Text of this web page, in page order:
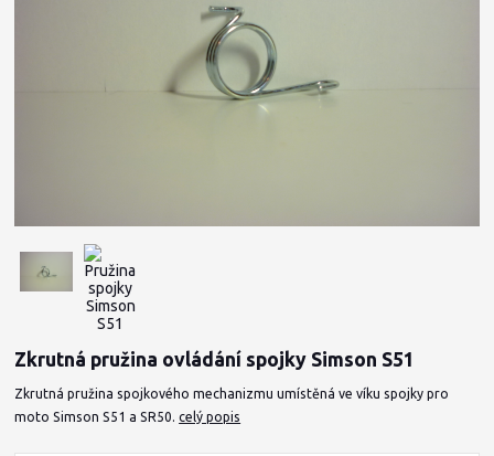
Zkrutná pružina ovládání spojky Simson S51
Zkrutná pružina spojkového mechanizmu umístěná ve víku spojky pro
moto Simson S51 a SR50.celý popis